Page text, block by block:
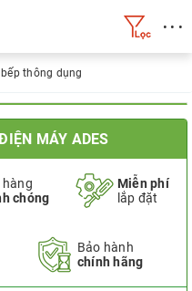
• • •
thông dụng
MÁY ADES
hàng
chóng
Miễn phí
lắp đặt
Bảo hành
chính hãng